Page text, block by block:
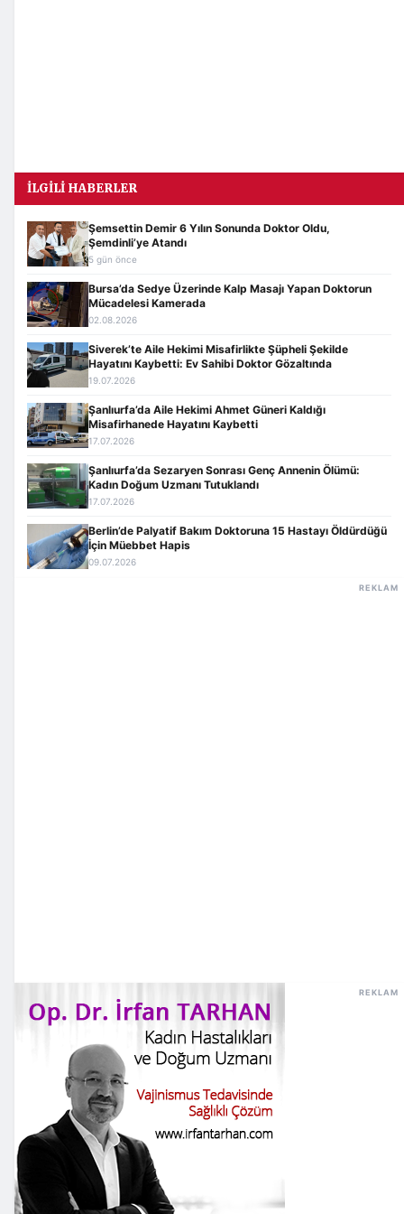
İLGILI HABERLER
Şemsettin Demir 6 Yılın Sonunda Doktor Oldu,
Şemdinli’ye Atandı
5 gün önce
Bursa’da Sedye Üzerinde Kalp Masajı Yapan Doktorun
Mücadelesi Kamerada
02.08.2026
Siverek’te Aile Hekimi Misafirlikte Şüpheli Şekilde
Hayatını Kaybetti: Ev Sahibi Doktor Gözaltında
19.07.2026
Şanlıurfa’da Aile Hekimi Ahmet Güneri Kaldığı
Misafirhanede Hayatını Kaybetti
17.07.2026
Şanlıurfa’da Sezaryen Sonrası Genç Annenin Ölümü:
Kadın Doğum Uzmanı Tutuklandı
17.07.2026
Berlin’de Palyatif Bakım Doktoruna 15 Hastayı Öldürdüğü
İçin Müebbet Hapis
09.07.2026
REKLAM
REKLAM